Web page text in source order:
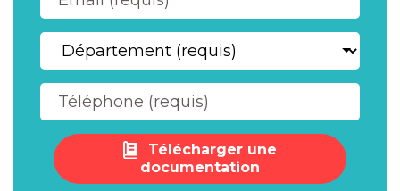
documentation